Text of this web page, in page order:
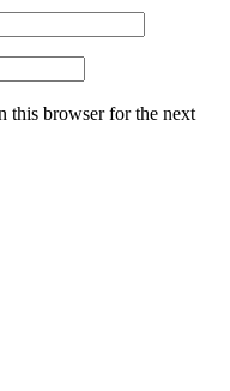
this browser for the next